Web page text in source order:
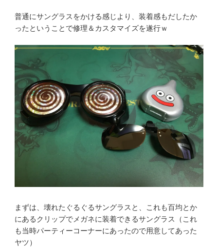
普通にサングラスをかける感じより、装着感もだしたか
ったということで修理＆カスタマイズを遂行ｗ
まずは、壊れたぐるぐるサングラスと、これも百均とか
にあるクリップでメガネに装着できるサングラス（これ
も当時パーティーコーナーにあったので用意してあった
ヤツ）